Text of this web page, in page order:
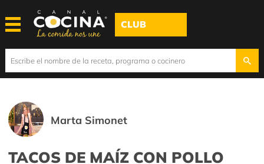
CLUB
Marta Simonet
TACOS DE MAÍZ CON POLLO